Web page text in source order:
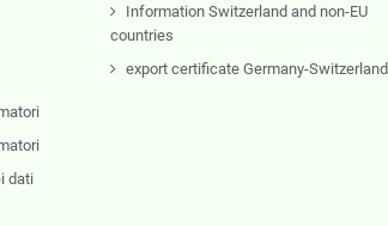
dati
Information Switzerland and non-EU
countries
export certificate Germany-Switzerland